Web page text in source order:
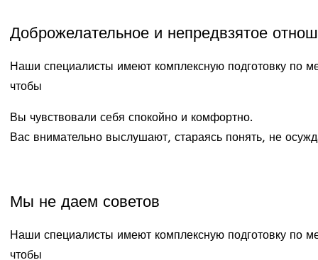
Доброжелательное и непредвзятое
Наши специалисты имеют комплексную подготовку по
чтобы
Вы чувствовали себя спокойно и комфортно.
Вас внимательно выслушают, стараясь понять, не
Мы не даем советов
Наши специалисты имеют комплексную подготовку по
чтобы